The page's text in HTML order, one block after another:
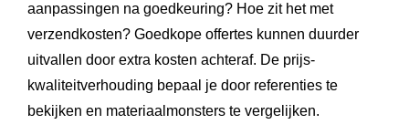
aanpassingen na goedkeuring? Hoe zit het met
verzendkosten? Goedkope offertes kunnen duurder
uitvallen door extra kosten achteraf. De prijs-
kwaliteitverhouding bepaal je door referenties te
bekijken en materiaalmonsters te vergelijken.